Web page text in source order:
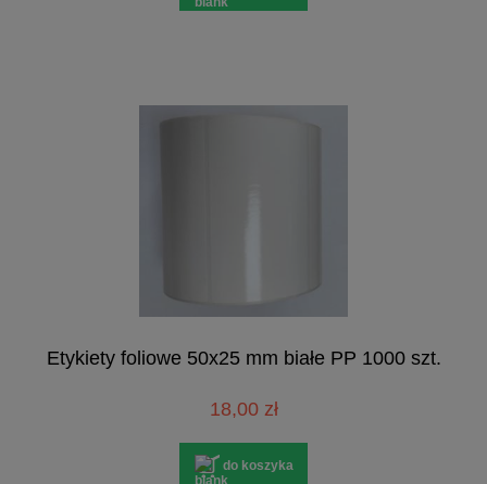
Etykiety foliowe 50x25 mm białe PP 1000 szt.
18,00 zł
do koszyka